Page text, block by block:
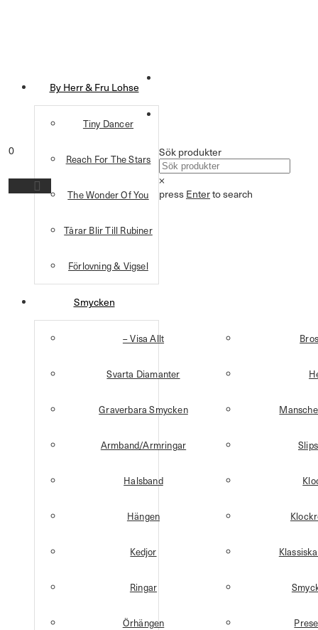
By Herr & Fru Lohse
Tiny Dancer
Reach For The Stars
The Wonder Of You
Tårar Blir Till Rubiner
Förlovning & Vigsel
Smycken
– Visa Allt
Svarta Diamanter
Graverbara Smycken
Armband/Armringar
Halsband
Hängen
Kedjor
Ringar
Örhängen
0 Sök produkter
×
press Enterto search